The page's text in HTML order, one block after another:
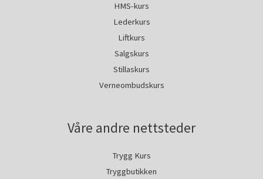
HMS-kurs
Lederkurs
Liftkurs
Salgskurs
Stillaskurs
Verneombudskurs
Våre andre nettsteder
Trygg Kurs
Tryggbutikken